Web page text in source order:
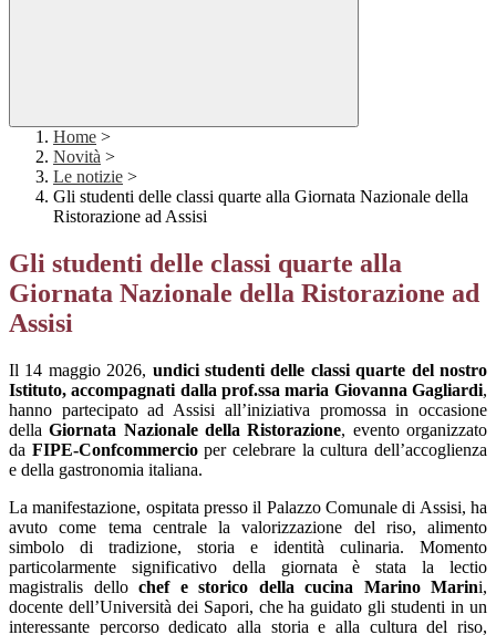
Home >
Novità >
Le notizie >
Gli studenti delle classi quarte alla Giornata Nazionale della
Ristorazione ad Assisi
Gli studenti delle classi quarte alla
Giornata Nazionale della Ristorazione ad
Assisi
Il 14 maggio 2026, undici studenti delle classi quarte del nostro
Istituto, accompagnati dalla prof.ssa maria Giovanna Gagliardi,
hanno partecipato ad Assisi all’iniziativa promossa in occasione
dellaGiornata Nazionale della Ristorazione, evento organizzato
da FIPE-Confcommercioper celebrare la cultura dell’accoglienza
e della gastronomia italiana.
La manifestazione, ospitata presso il Palazzo Comunale di Assisi, ha
avuto come tema centrale la valorizzazione del riso, alimento
simbolo di tradizione, storia e identità culinaria. Momento
particolarmente significativo della giornata è stata la lectio
magistralis dello chef e storico della cucina Marino Marini,
docente dell’Università dei Sapori, che ha guidato gli studenti in un
interessante percorso dedicato alla storia e alla cultura del riso,